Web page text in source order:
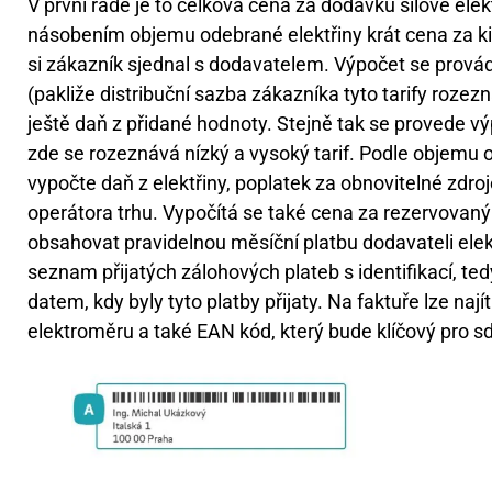
V první řadě je to celková cena za dodávku silové
násobením objemu odebrané elektřiny krát cena za
si zákazník sjednal s dodavatelem. Výpočet se
(pakliže distribuční sazba zákazníka tyto tarify
ještě daň z přidané hodnoty. Stejně tak se provede
zde se rozeznává nízký a vysoký tarif. Podle objemu
vypočte daň z elektřiny, poplatek za obnovitelné
operátora trhu. Vypočítá se také cena za
obsahovat pravidelnou měsíční platbu dodavateli
seznam přijatých zálohových plateb s identifikací,
datem, kdy byly tyto platby přijaty. Na faktuře lze
elektroměru a také EAN kód, který bude klíčový pro